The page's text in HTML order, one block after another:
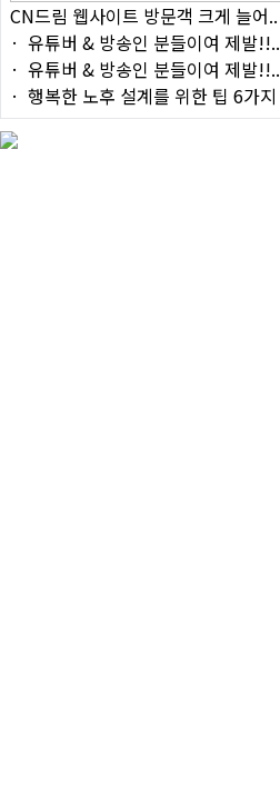
CN드림 웹사이트 방문객 크게 늘어..
유튜버 & 방송인 분들이여 제발!!..
유튜버 & 방송인 분들이여 제발!!..
행복한 노후 설계를 위한 팁 6가지